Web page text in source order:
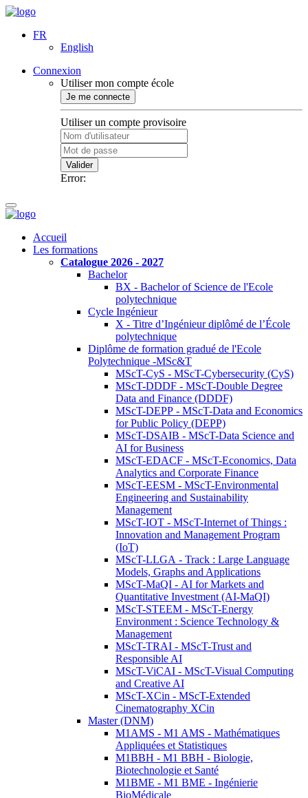
FR
English
Connexion
Utiliser mon compte école
Je me connecte
Utiliser un compte provisoire
Valider
Error:
Accueil
Les formations
Catalogue 2026 - 2027
Bachelor
BX - Bachelor of Science de l'Ecole
polytechnique
Cycle Ingénieur
X - Titre d’Ingénieur diplômé de l’École
polytechnique
Diplôme de formation gradué de l'Ecole
Polytechnique -MSc&T
MScT-CyS - MScT-Cybersecurity (CyS)
MScT-DDDF - MScT-Double Degree
Data and Finance (DDDF)
MScT-DEPP - MScT-Data and Economics
for Public Policy (DEPP)
MScT-DSAIB - MScT-Data Science and
AI for Business
MScT-EDACF - MScT-Economics, Data
Analytics and Corporate Finance
MScT-EESM - MScT-Environmental
Engineering and Sustainability
Management
MScT-IOT - MScT-Internet of Things :
Innovation and Management Program
(IoT)
MScT-LLGA - Track : Large Language
Models, Graphs and Applications
MScT-MaQI - AI for Markets and
Quantitative Investment (AI-MaQI)
MScT-STEEM - MScT-Energy
Environment : Science Technology &
Management
MScT-TRAI - MScT-Trust and
Responsible AI
MScT-ViCAI - MScT-Visual Computing
and Creative AI
MScT-XCin - MScT-Extended
Cinematography XCin
Master (DNM)
M1AMS - M1 AMS - Mathématiques
Appliquées et Statistiques
M1BBH - M1 BBH - Biologie,
Biotechnologie et Santé
M1BME - M1 BME - Ingénierie
BioMédicale